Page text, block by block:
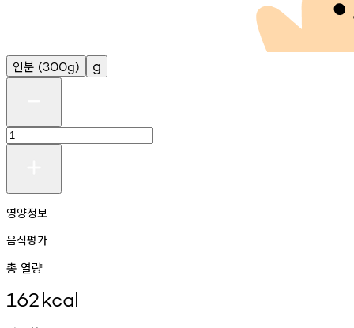
인분 (300g) g
영양정보
음식평가
총 열량
162kcal